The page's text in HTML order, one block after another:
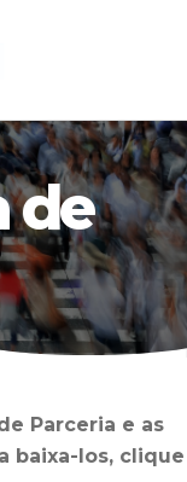
de
Parceria e as
baixa-los, clique